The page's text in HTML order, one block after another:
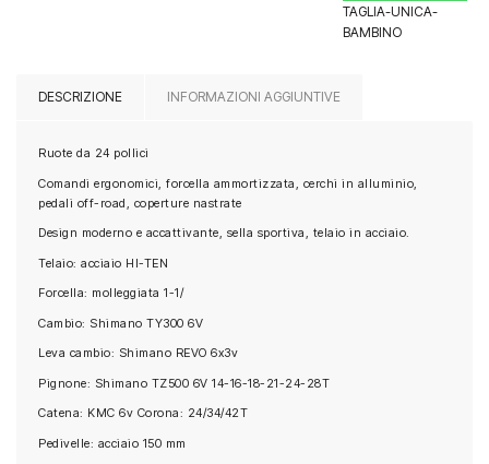
TAGLIA-UNICA-
BAMBINO
DESCRIZIONE INFORMAZIONI AGGIUNTIVE
Ruote da 24 pollici
Comandi ergonomici, forcella ammortizzata, cerchi in alluminio,
pedali off-road, coperture nastrate
Design moderno e accattivante, sella sportiva, telaio in acciaio.
Telaio: acciaio HI-TEN
Forcella: molleggiata 1-1/
Cambio: Shimano TY300 6V
Leva cambio: Shimano REVO 6x3v
Pignone: Shimano TZ500 6V 14-16-18-21-24-28T
Catena: KMC 6v Corona: 24/34/42T
Pedivelle: acciaio 150 mm